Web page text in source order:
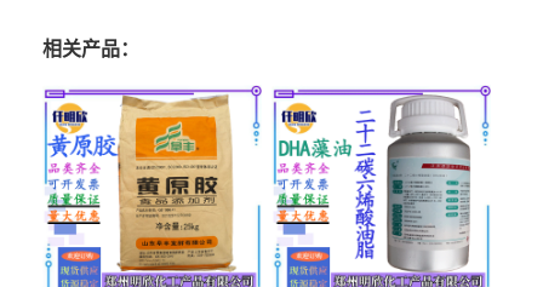
相关产品：